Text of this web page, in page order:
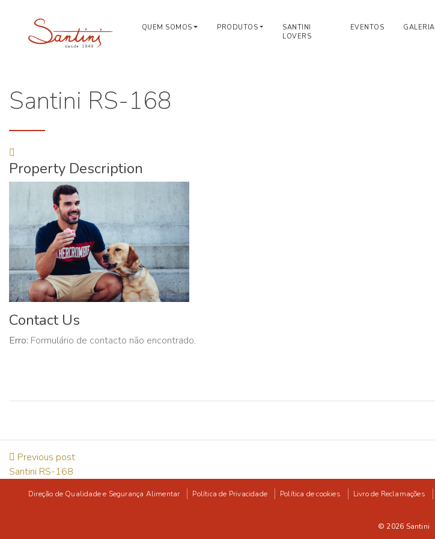
QUEM SOMOS PRODUTOS
SANTINI
LOVERS
EVENTOS GALERIA
Santini RS-168
Property Description
Contact Us
Erro: Formulário de contacto não encontrado.
Previous post
Santini RS-168
Direção de Qualidade e Segurança Alimentar Política de Privacidade Política de cookies Livro de Reclamações
© 2026 Santini